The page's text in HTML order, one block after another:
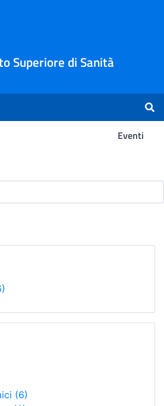
Superiore di Sanità
Eventi
Ricerca -
(6)